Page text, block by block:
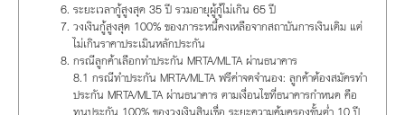
ระยะเวลากู้สูงสุด 35 ปี รวมอายุผู้กู้ไม่เกิน 65 ปี
วงเงินกู้สูงสุด 100% ของภาระหนี้คงเหลือจากสถาบันการเงินเดิม แต่
ไม่เกินราคาประเมินหลักประกัน
กรณีลูกค้าเลือกทำประกัน MRTA/MLTA ผ่านธนาคาร
8.1 กรณีทำประกัน MRTA/MLTA ฟรีค่าจดจำนอง: ลูกค้าต้องสมัครทำ
ประกัน MRTA/MLTA ผ่านธนาคาร ตามเงื่อนไขที่ธนาคารกำหนด คือ
ทุนประกัน 100% ของวงเงินสินเชื่อ ระยะความคุ้มครองขั้นต่ำ 10 ปี